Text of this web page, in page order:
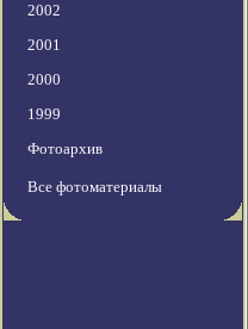
2002
2001
2000
1999
Фотоархив
Все фотоматериалы